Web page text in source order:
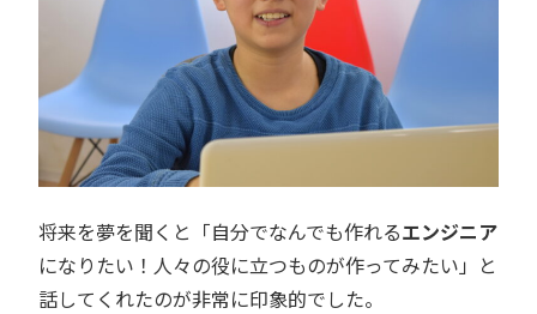
将来を夢を聞くと「自分でなんでも作れるエンジニア
になりたい！人々の役に立つものが作ってみたい」と
話してくれたのが非常に印象的でした。